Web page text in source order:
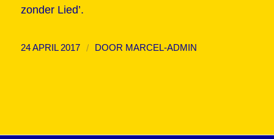
zonder Lied’.
24 APRIL 2017 / DOOR MARCEL-ADMIN